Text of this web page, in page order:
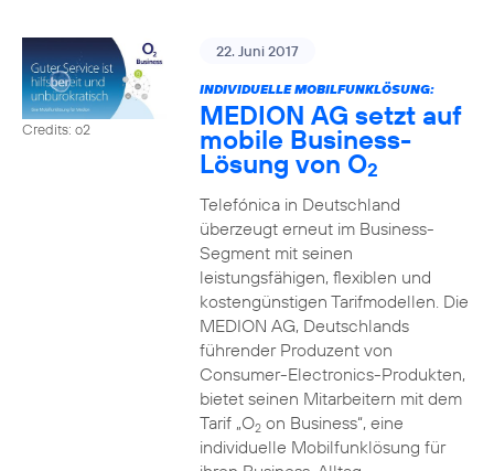
Credits: o2
22. Juni 2017
INDIVIDUELLE MOBILFUNKLÖSUNG:
MEDION AG setzt auf
mobile Business-
Lösung von O2
Telefónica in Deutschland
überzeugt erneut im Business-
Segment mit seinen
leistungsfähigen, flexiblen und
kostengünstigen Tarifmodellen. Die
MEDION AG, Deutschlands
führender Produzent von
Consumer-Electronics-Produkten,
bietet seinen Mitarbeitern mit dem
Tarif „O2on Business“, eine
individuelle Mobilfunklösung für